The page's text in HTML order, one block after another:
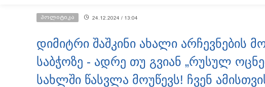
პოლიტიკა 24.12.2024 / 13:04
დიმიტრი შაშკინი ახალი არჩევნების
საბჭოზე - ადრე თუ გვიან „რუსულ
სახლში წასვლა მოუწევს! ჩვენ